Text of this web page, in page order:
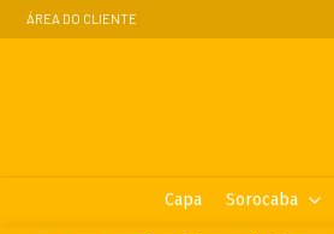
ÁREA DO CLIENTE
Capa Sorocaba